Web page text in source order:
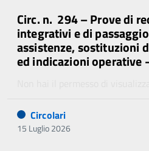
Circ. n. 294 – Prove di
integrativi e di
assistenze, sostituzioni
ed indicazioni operative
Circolari
15 Luglio 2026